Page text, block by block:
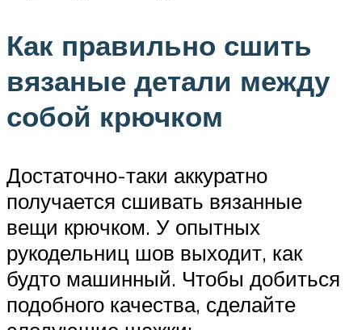
Как правильно сшить
вязаные детали между
собой крючком
Достаточно-таки аккуратно
получается сшивать вязанные
вещи крючком. У опытных
рукодельниц шов выходит, как
будто машинный. Чтобы добиться
подобного качества, сделайте